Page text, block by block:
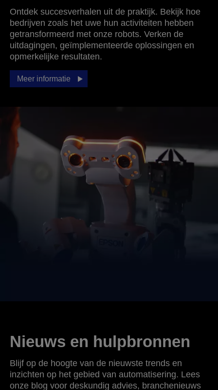
Ontdek succesverhalen uit de praktijk. Bekijk hoe
bedrijven zoals het uwe hun activiteiten hebben
getransformeerd met onze robots. Verken de
uitdagingen, geïmplementeerde oplossingen en
opmerkelijke resultaten.
Meer informatie
Nieuws en hulpbronnen
Blijf op de hoogte van de nieuwste trends en
inzichten op het gebied van automatisering. Lees
onze blog voor deskundig advies, branchenieuws